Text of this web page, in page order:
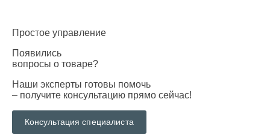
Простое управление
Появились
вопросы о товаре?
Наши эксперты готовы помочь
– получите консультацию прямо сейчас!
Консультация специалиста